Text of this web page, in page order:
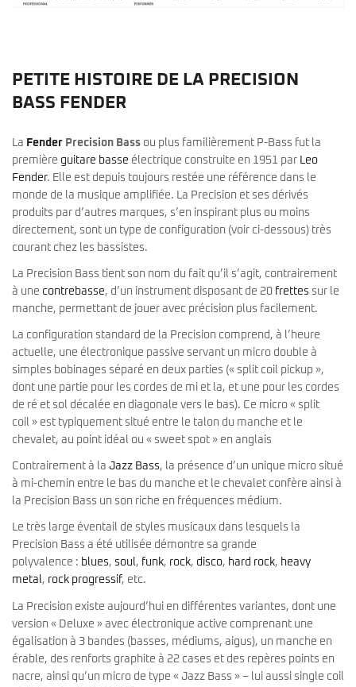
PETITE HISTOIRE DE LA PRECISION
BASS FENDER
La Fender Precision Bass ou plus familièrement P-Bass fut la
première guitare basse électrique construite en 1951 par
Leo
Fender. Elle est depuis toujours restée une référence dans le
monde de la musique amplifiée. La Precision et ses dérivés
produits par d’autres marques, s’en inspirant plus ou moins
directement, sont un type de configuration (voir ci-dessous) très
courant chez les bassistes.
La Precision Bass tient son nom du fait qu’il s’agit, contrairement
à une contrebasse, d’un instrument disposant de 20 frettes sur le
manche, permettant de jouer avec précision plus facilement.
La configuration standard de la Precision comprend, à l’heure
actuelle, une électronique passive servant un micro double à
simples bobinages séparé en deux parties (« split coil pickup »,
dont une partie pour les cordes de mi et la, et une pour les cordes
de ré et sol décalée en diagonale vers le bas). Ce micro « split
coil » est typiquement situé entre le talon du manche et le
chevalet, au point idéal ou « sweet spot » en anglais
Contrairement à la Jazz Bass, la présence d’un unique micro situé
à mi-chemin entre le bas du manche et le chevalet confère ainsi à
la Precision Bass un son riche en fréquences médium.
Le très large éventail de styles musicaux dans lesquels la
Precision Bass a été utilisée démontre sa grande
polyvalence : blues, soul, funk, rock, disco, hard rock, heavy
metal, rock progressif, etc.
La Precision existe aujourd’hui en différentes variantes, dont une
version « Deluxe » avec électronique active comprenant une
égalisation à 3 bandes (basses, médiums, aigus), un manche en
érable, des renforts graphite à 22 cases et des repères points en
nacre, ainsi qu’un micro de type « Jazz Bass » – lui aussi single coil